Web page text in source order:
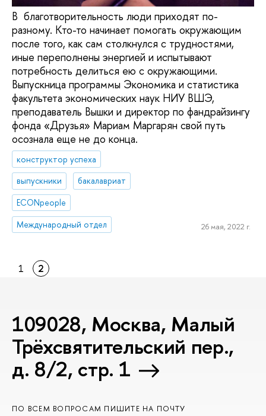
В благотворительность люди приходят по-
разному. Кто-то начинает помогать окружающим
после того, как сам столкнулся с трудностями,
иные переполнены энергией и испытывают
потребность делиться ею с окружающими.
Выпускница программы Экономика и статистика
факультета экономических наук НИУ ВШЭ,
преподаватель Вышки и директор по фандрайзингу
фонда «Друзья» Мариам Маргарян свой путь
осознала еще не до конца.
конструктор успеха
выпускники
бакалавриат
ECONpeople
Международный отдел
26 мая, 2022 г.
1 2
109028, Москва, Малый
Трёхсвятительский пер.,
д. 8/2, стр. 1
ПО ВСЕМ ВОПРОСАМ ПИШИТЕ НА ПОЧТУ